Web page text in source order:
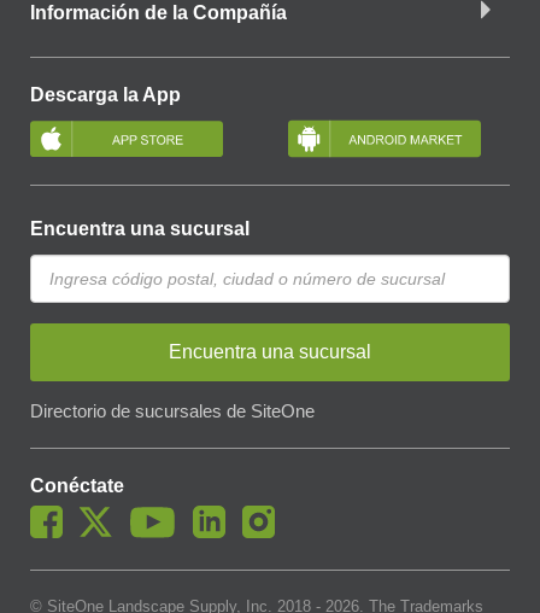
Información de la Compañía
Descarga la App
Encuentra una sucursal
Encuentra una sucursal
Directorio de sucursales de SiteOne
Conéctate
© SiteOne Landscape Supply, Inc. 2018 - 2026 . The Trademarks